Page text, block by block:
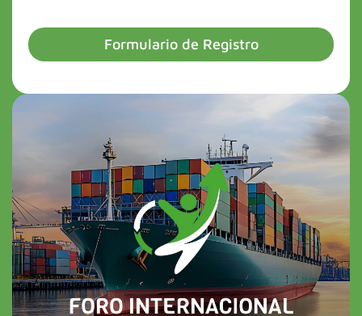
Formulario de Registro